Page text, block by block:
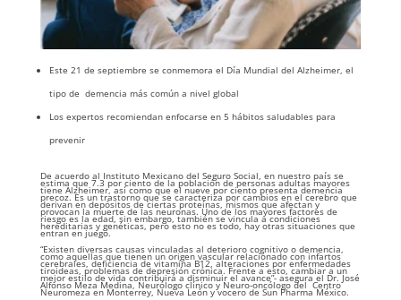
Este 21 de septiembre se conmemora el Día Mundial del Alzheimer, el
tipo de demencia más común a nivel global
Los expertos recomiendan enfocarse en 5 hábitos saludables para
prevenir
De acuerdo al Instituto Mexicano del Seguro Social, en nuestro país se
estima que 7.3 por ciento de la población de personas adultas mayores
tiene Alzheimer, así como que el nueve por ciento presenta demencia
precoz. Es un trastorno que se caracteriza por cambios en el cerebro que
derivan en depósitos de ciertas proteínas, mismos que afectan y
provocan la muerte de las neuronas. Uno de los mayores factores de
riesgo es la edad, sin embargo, también se vincula a condiciones
hereditarias y genéticas, pero esto no es todo, hay otras situaciones que
entran en juego.
“Existen diversas causas vinculadas al deterioro cognitivo o demencia,
como aquellas que tienen un origen vascular relacionado con infartos
cerebrales, deficiencia de vitamina B12, alteraciones por enfermedades
tiroideas, problemas de depresión crónica. Frente a esto, cambiar a un
mejor estilo de vida contribuirá a disminuir el avance”- asegura el Dr. José
Alfonso Meza Medina, Neurólogo clínico y Neuro-oncólogo del Centro
Neuromeza en Monterrey, Nueva León y vocero de Sun Pharma México.